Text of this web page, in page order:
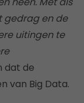
gedrag en de
uitingen te
dat de
van Big Data.